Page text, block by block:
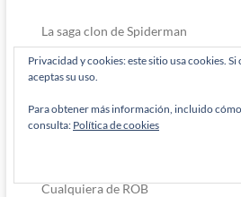
La saga clon de Spiderman
Final Crisis
Alguno de esos de Batman con
Cualquiera de ROB
Privacidad y cookies: este sitio usa cookies.
aceptas su uso.
Para obtener más información, incluido
consulta: Política de cookies